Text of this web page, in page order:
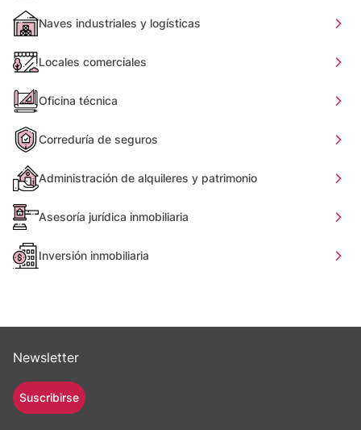
Naves industriales y logísticas
Locales comerciales
Oficina técnica
Correduría de seguros
Administración de alquileres y patrimonio
Asesoría jurídica inmobiliaria
Inversión inmobiliaria
Newsletter
Suscribirse